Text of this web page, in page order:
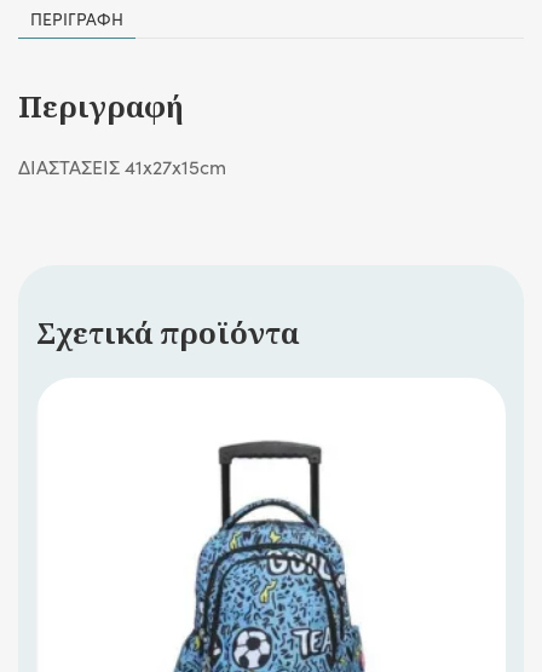
ΠΕΡΙΓΡΑΦΉ
Περιγραφή
ΔΙΑΣΤΑΣΕΙΣ 41x27x15cm
Σχετικά προϊόντα